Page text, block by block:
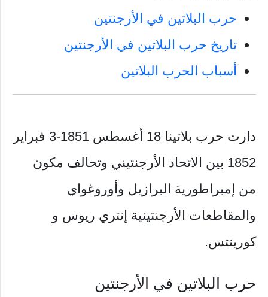
حرب البلاتين في الأرجنتين
تاريخ حرب البلاتين في الأرجنتين
أسباب الحرب البلاتين
دارت حرب بلاتينا 18 أغسطس 1851-3 فبراير
1852 بين الاتحاد الأرجنتيني وتحالف مكون
من إمبراطورية البرازيل وأوروغواي
والمقاطعات الأرجنتينية إنتري ريوس و
كورينتس.
حرب البلاتين في الأرجنتين